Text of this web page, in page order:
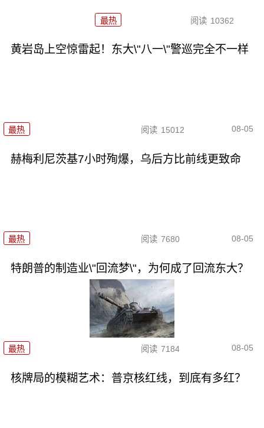
最热 阅读 10362
黄岩岛上空惊雷起！东大\"八一\"警巡完全不一样
最热 阅读 15012 08-05
赫梅利尼茨基7小时殉爆，乌后方比前线更致命
最热 阅读 7680 08-05
特朗普的制造业\"回流梦\"，为何成了回流东大？
最热 阅读 7184 08-05
核牌局的模糊艺术：普京核红线，到底有多红？